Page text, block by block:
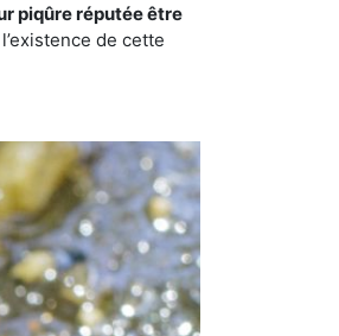
piqûre réputée être
de cette